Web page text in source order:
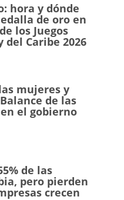
hora y dónde
de oro en
los Juegos
del Caribe 2026
mujeres y
de las
el gobierno
de las
pero pierden
crecen